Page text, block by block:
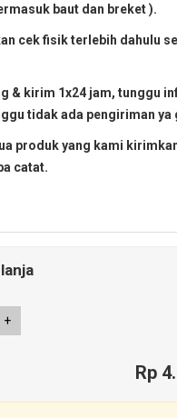
baut dan breket ).
cek fisik terlebih dahulu
& kirim 1x24 jam, tunggu
tidak ada pengiriman ya
produk yang kami
catat.
+
Rp